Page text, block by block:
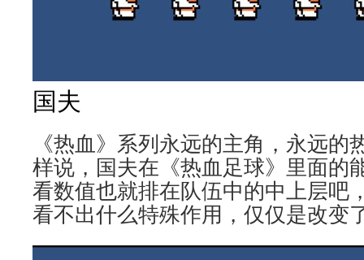
国夫
《热血》系列永远的主角，永远的
样说，国夫在《热血足球》里面的
看数值也就排在队伍中的中上层吧
看不出什么特殊作用，仅仅是改变